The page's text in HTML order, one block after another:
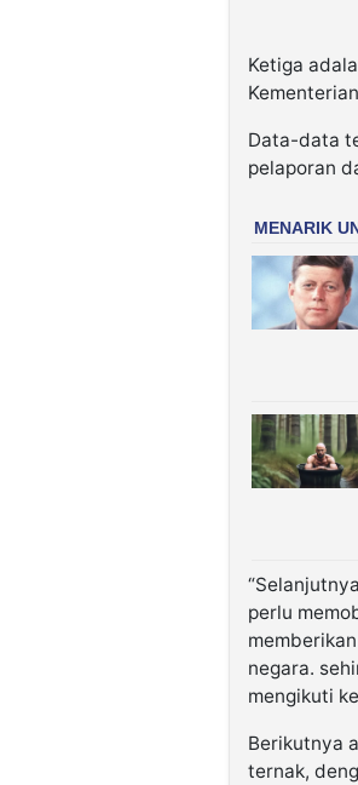
Ketiga
Data-data
pelaporan
perlu
negara.
mengikuti
Berikutnya
ternak,